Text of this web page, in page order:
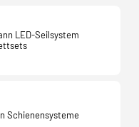
LED-Seilsystem
Schienensysteme